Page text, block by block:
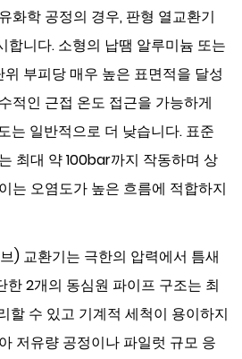
화학 공정의 경우, 판형 열교환기
합니다. 소형의 납땜 알루미늄 또는
부피당 매우 높은 표면적을 달성
적인 근접 온도 접근을 가능하게
는 일반적으로 더 낮습니다. 표준
최대 약 100bar까지 작동하며 상
는 오염도가 높은 흐름에 적합하지
) 교환기는 극한의 압력에서 틈새
한 2개의 동심원 파이프 구조는 최
할 수 있고 기계적 세척이 용이하지
저유량 공정이나 파일럿 규모 응